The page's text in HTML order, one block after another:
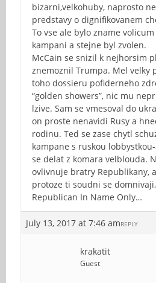
bizarni,velkohuby, naprosto
predstavy o dignifikovanem
To vse ale bylo zname
kampani a stejne byl zvolen.
McCain se snizil k nejhorsim
znemoznil Trumpa. Mel velky
toho dossieru pofiderneho
“golden showers”, nic mu
lzive. Sam se vmesoval do
on proste nenavidi Rusy a
rodinu. Ted se zase chytl
kampane s ruskou
se delat z komara velblouda.
ovlivnuje bratry Republikany,
protoze ti soudni se
Republican In Name Only…
July 13, 2017 at 7:46 amREPLY
krakatit
Guest